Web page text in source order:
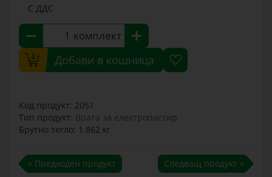
С ДДС
комплект
Добави в кошница
Код продукт: 2051
Тип продукт: Врата за електропастир
Брутно тегло: 1.862 кг
« Предходен продукт Следващ продукт »